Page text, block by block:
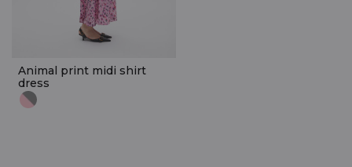
Animal print midi shirt
dress